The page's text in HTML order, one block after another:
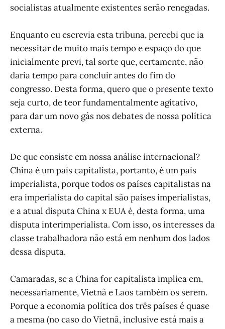
socialistas atualmente existentes serão renegadas.
Enquanto eu escrevia esta tribuna, percebi que ia
necessitar de muito mais tempo e espaço do que
inicialmente previ, tal sorte que, certamente, não
daria tempo para concluir antes do fim do
congresso. Desta forma, quero que o presente texto
seja curto, de teor fundamentalmente agitativo,
para dar um novo gás nos debates de nossa política
externa.
De que consiste em nossa análise internacional?
China é um país capitalista, portanto, é um país
imperialista, porque todos os países capitalistas na
era imperialista do capital são países imperialistas,
e a atual disputa China x EUA é, desta forma, uma
disputa interimperialista. Com isso, os interesses da
classe trabalhadora não está em nenhum dos lados
dessa disputa.
Camaradas, se a China for capitalista implica em,
necessariamente, Vietnã e Laos também os serem.
Porque a economia política dos três países é quase
a mesma (no caso do Vietnã, inclusive está mais a